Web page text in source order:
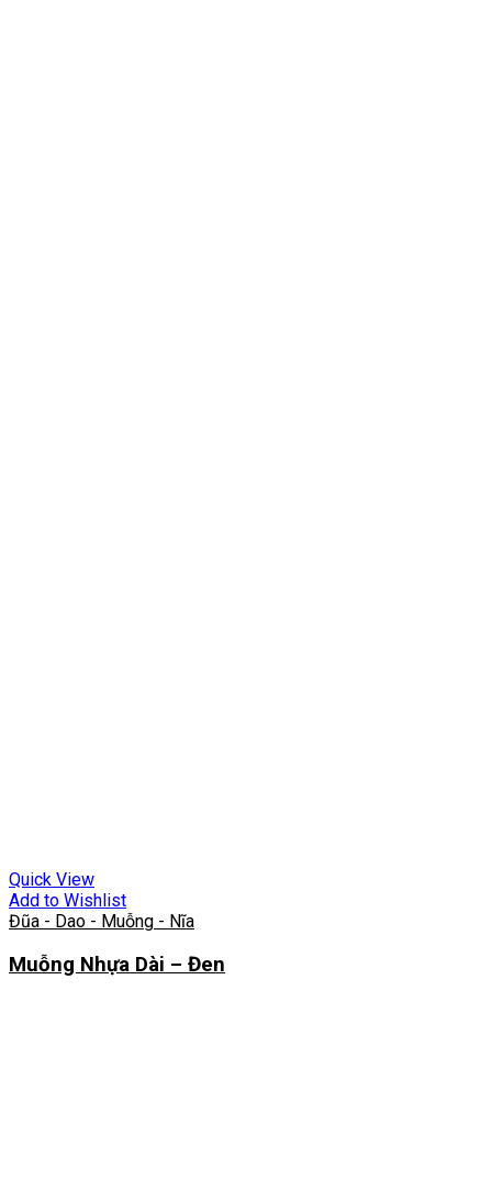
Quick View
Add to Wishlist
Đũa - Dao - Muỗng - Nĩa
Muỗng Nhựa Dài – Đen